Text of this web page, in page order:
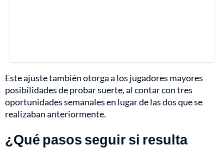
Este ajuste también otorga a los jugadores mayores
posibilidades de probar suerte, al contar con tres
oportunidades semanales en lugar de las dos que se
realizaban anteriormente.
¿Qué pasos seguir si resulta